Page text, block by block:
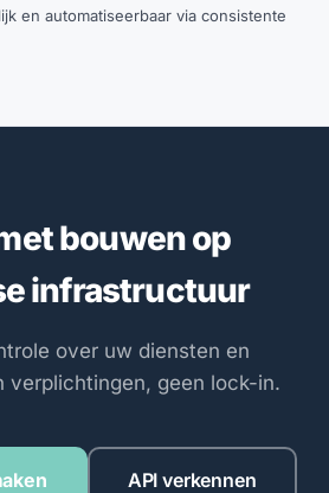
en automatiseerbaar via consistente
bouwen op
infrastructuur
over uw diensten en
verplichtingen, geen lock-in.
API verkennen